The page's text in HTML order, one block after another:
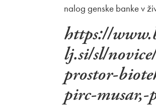
nalog genske banke v
https://
lj.si/sl/
prostor-
pirc-musar,-